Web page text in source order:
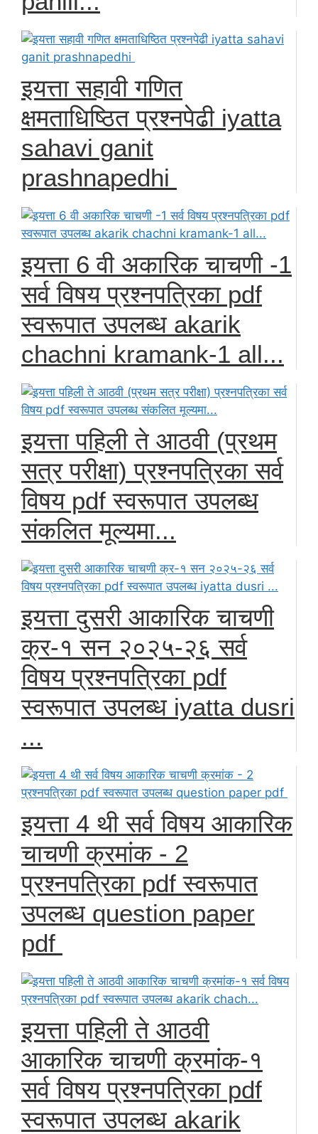
इयत्ता सहावी गणित
क्षमताधिष्ठित प्रश्नपेढी iyatta
sahavi ganit
prashnapedhi
इयत्ता 6 वी अकारिक चाचणी -1
सर्व विषय प्रश्नपत्रिका pdf
स्वरूपात उपलब्ध akarik
chachni kramank-1 all...
इयत्ता पहिली ते आठवी (प्रथम
सत्र परीक्षा) प्रश्नपत्रिका सर्व
विषय pdf स्वरूपात उपलब्ध
संकलित मूल्यमा...
इयत्ता दुसरी आकारिक चाचणी
क्र-१ सन २०२५-२६ सर्व
विषय प्रश्नपत्रिका pdf
स्वरूपात उपलब्ध iyatta dusri
...
इयत्ता 4 थी सर्व विषय आकारिक
चाचणी क्रमांक - 2
प्रश्नपत्रिका pdf स्वरूपात
उपलब्ध question paper
pdf
इयत्ता पहिली ते आठवी
आकारिक चाचणी क्रमांक-१
सर्व विषय प्रश्नपत्रिका pdf
स्वरूपात उपलब्ध akarik